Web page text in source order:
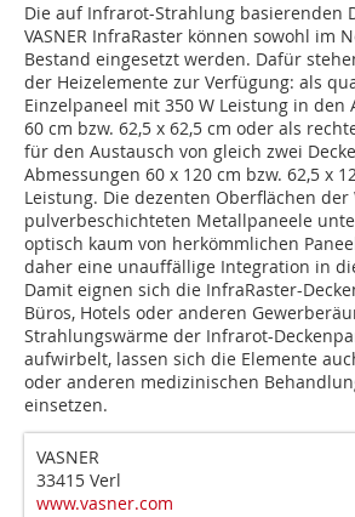
Die auf Infrarot-Strahlung basierenden
VASNER InfraRaster können sowohl im
Bestand eingesetzt werden. Dafür
der Heizelemente zur Verfügung: als
Einzelpaneel mit 350 W Leistung in den
60 cm bzw. 62,5 x 62,5 cm oder als
für den Austausch von gleich zwei
Abmessungen 60 x 120 cm bzw. 62,5 x
Leistung. Die dezenten Oberflächen der
pulverbeschichteten Metallpaneele
optisch kaum von herkömmlichen
daher eine unauffällige Integration in
Damit eignen sich die InfraRaster-
Büros, Hotels oder anderen
Strahlungswärme der Infrarot-
aufwirbelt, lassen sich die Elemente
oder anderen medizinischen
einsetzen.
VASNER
33415 Verl
www.vasner.com